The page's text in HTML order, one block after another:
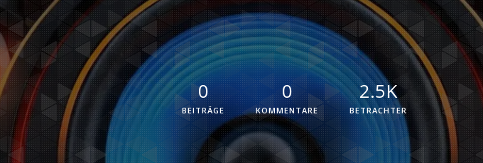
0
BEITRÄGE
0
KOMMENTARE
2.5K
BETRACHTER